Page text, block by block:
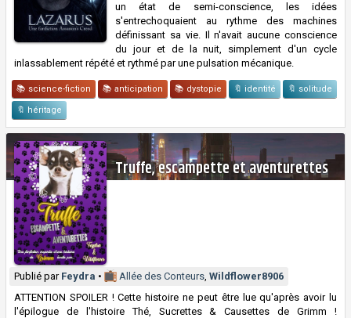
un état de semi-conscience, les idées
s'entrechoquaient au rythme des machines
définissant sa vie. Il n'avait aucune conscience
du jour et de la nuit, simplement d'un cycle
inlassablement répété et rythmé par une pulsation mécanique.
📚 science-fiction 📚 anticipation 📚 dystopie 🔖 identité 🔖 solitude
🔖 héritage
Truffe, escampette et aventurettes
Publié par Feydra • Allée des Conteurs, Wildflower8906
ATTENTION SPOILER ! Cette histoire ne peut être lue qu'après avoir lu
l'épilogue de l'histoire Thé, Sucrettes & Causettes de Grimm !